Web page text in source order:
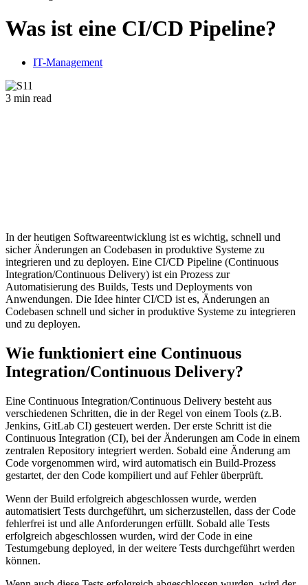
Was ist eine CI/CD Pipeline?
IT-Management
3 min read
In der heutigen Softwareentwicklung ist es wichtig, schnell und
sicher Änderungen an Codebasen in produktive Systeme zu
integrieren und zu deployen. Eine CI/CD Pipeline (Continuous
Integration/Continuous Delivery) ist ein Prozess zur
Automatisierung des Builds, Tests und Deployments von
Anwendungen. Die Idee hinter CI/CD ist es, Änderungen an
Codebasen schnell und sicher in produktive Systeme zu integrieren
und zu deployen.
Wie funktioniert eine Continuous
Integration/Continuous Delivery?
Eine Continuous Integration/Continuous Delivery besteht aus
verschiedenen Schritten, die in der Regel von einem Tools (z.B.
Jenkins, GitLab CI) gesteuert werden. Der erste Schritt ist die
Continuous Integration (CI), bei der Änderungen am Code in einem
zentralen Repository integriert werden. Sobald eine Änderung am
Code vorgenommen wird, wird automatisch ein Build-Prozess
gestartet, der den Code kompiliert und auf Fehler überprüft.
Wenn der Build erfolgreich abgeschlossen wurde, werden
automatisiert Tests durchgeführt, um sicherzustellen, dass der Code
fehlerfrei ist und alle Anforderungen erfüllt. Sobald alle Tests
erfolgreich abgeschlossen wurden, wird der Code in eine
Testumgebung deployed, in der weitere Tests durchgeführt werden
können.